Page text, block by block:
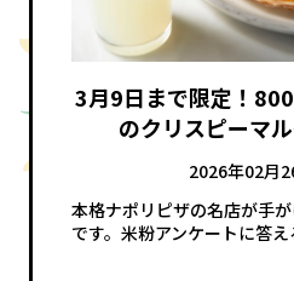
3月9日まで限定！
のクリスピーマ
2026年02月
本格ナポリピザの名店が手
です。米粉アンケートに答